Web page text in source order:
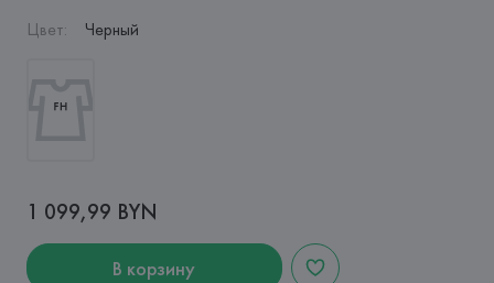
Цвет: Черный
1 099,99 BYN
В корзину